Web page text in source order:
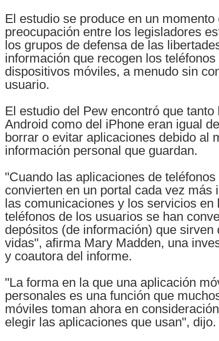
El estudio se produce en un momento
preocupación entre los legisladores
los grupos de defensa de las
información que recogen los
dispositivos móviles, a menudo sin
usuario.
El estudio del Pew encontró que
Android como del iPhone eran igual
borrar o evitar aplicaciones debido al
información personal que guardan.
"Cuando las aplicaciones de
convierten en un portal cada vez más
las comunicaciones y los servicios en
teléfonos de los usuarios se han
depósitos (de información) que sirven
vidas", afirma Mary Madden, una
y coautora del informe.
"La forma en la que una aplicación
personales es una función que
móviles toman ahora en
elegir las aplicaciones que usan", dijo.